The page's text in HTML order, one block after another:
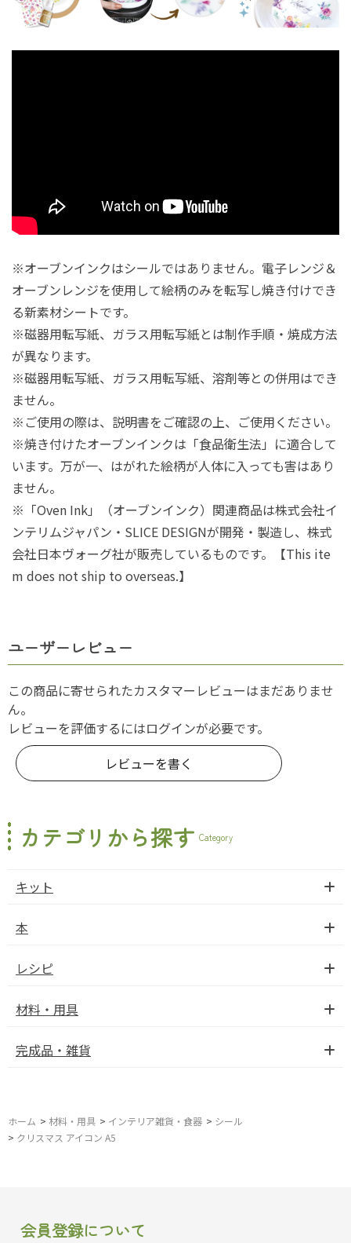
※オーブンインクはシールではありません。電子レンジ＆
オーブンレンジを使用して絵柄のみを転写し焼き付けでき
る新素材シートです。
※磁器用転写紙、ガラス用転写紙とは制作手順・焼成方法
が異なります。
※磁器用転写紙、ガラス用転写紙、溶剤等との併用はでき
ません。
※ご使用の際は、説明書をご確認の上、ご使用ください。
※焼き付けたオーブンインクは「食品衛生法」に適合して
います。万が一、はがれた絵柄が人体に入っても害はあり
ません。
※「Oven Ink」（オーブンインク）関連商品は株式会社イ
ンテリムジャパン・SLICE DESIGNが開発・製造し、株式
会社日本ヴォーグ社が販売しているものです。【This ite
m does not ship to overseas.】
ユーザーレビュー
この商品に寄せられたカスタマーレビューはまだありませ
ん。
レビューを評価するにはログインが必要です。
レビューを書く
カテゴリから探す Category
キット
本
レシピ
材料・用具
完成品・雑貨
ホーム > 材料・用具 > インテリア雑貨・食器 > シール
> クリスマス アイコン A5
会員登録について